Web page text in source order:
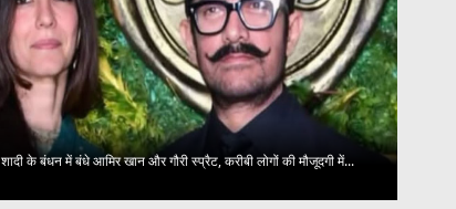
शादी के बंधन में बंधे आमिर खान और गौरी स्प्रैट, करीबी लोगों की मौजूदगी में...